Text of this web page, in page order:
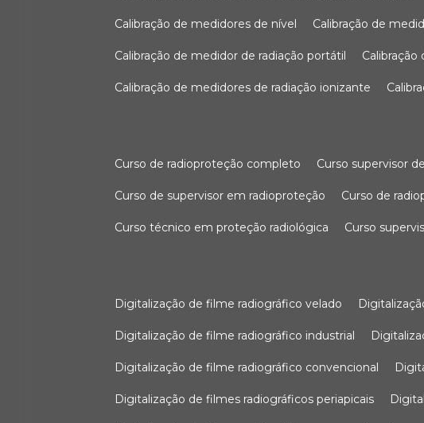
calibração de medidores de nível calibração de
calibração de medidor de radiação portátil
calibração de medidores de radiação ionizante
curso de radioproteção completo curso supervisor
curso de supervisor em radioproteção curso de
curso técnico em proteção radiológica curso
digitalização de filme radiográfico velado
digitalização de filme radiográfico industrial
digitalização de filme radiográfico convencional
digitalização de filmes radiográficos periapicais